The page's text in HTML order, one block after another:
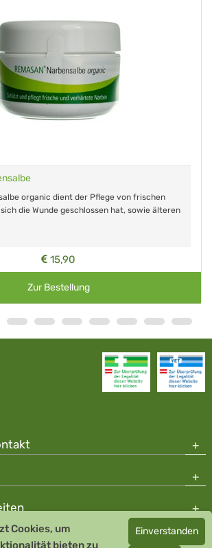
organic dient der Pflege von frischen
die Wunde geschlossen hat, sowie älteren
15,90
Zur Bestellung
Santé Salvator Apotheke - GDP zertifiziert
Cookies, um
bieten zu
Einverstanden